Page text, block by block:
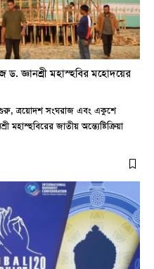
জ্ঞানশ্রী মহাস্হবির মহোদয়ের
গুরু, ত্রয়োদশ সংঘরাজ এবং একুশে
মহাস্হবিরের জাতীয় অন্ত্যেষ্টিক্রিয়া